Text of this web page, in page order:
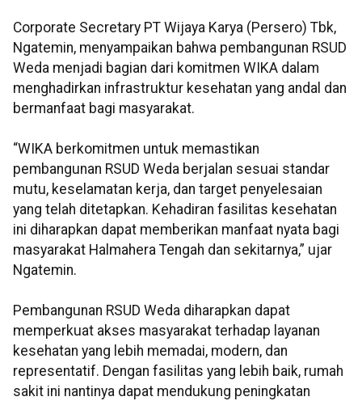
Corporate Secretary PT Wijaya Karya (Persero) Tbk,
Ngatemin, menyampaikan bahwa pembangunan RSUD
Weda menjadi bagian dari komitmen WIKA dalam
menghadirkan infrastruktur kesehatan yang andal dan
bermanfaat bagi masyarakat.
“WIKA berkomitmen untuk memastikan
pembangunan RSUD Weda berjalan sesuai standar
mutu, keselamatan kerja, dan target penyelesaian
yang telah ditetapkan. Kehadiran fasilitas kesehatan
ini diharapkan dapat memberikan manfaat nyata bagi
masyarakat Halmahera Tengah dan sekitarnya,” ujar
Ngatemin.
Pembangunan RSUD Weda diharapkan dapat
memperkuat akses masyarakat terhadap layanan
kesehatan yang lebih memadai, modern, dan
representatif. Dengan fasilitas yang lebih baik, rumah
sakit ini nantinya dapat mendukung peningkatan